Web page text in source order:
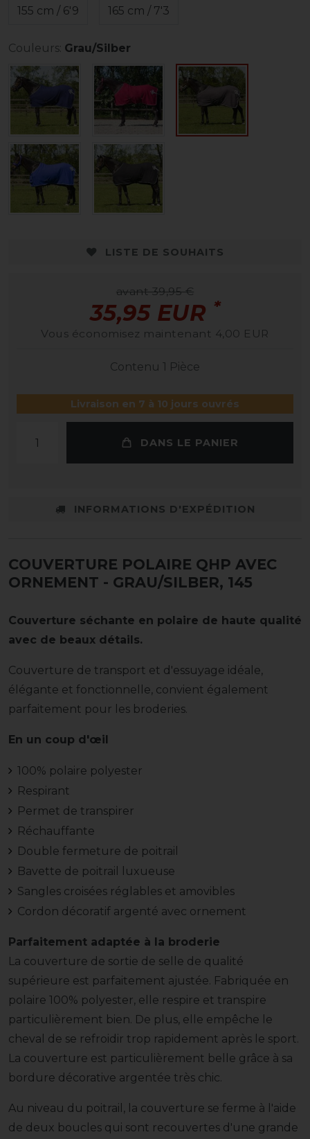
155 cm / 6'9 165 cm / 7'3
Couleurs: Grau/Silber
LISTE DE SOUHAITS
avant 39,95 €
35,95 EUR *
Vous économisez maintenant 4,00 EUR
Contenu 1 Pièce
Livraison en 7 à 10 jours ouvrés
DANS LE PANIER
INFORMATIONS D'EXPÉDITION
COUVERTURE POLAIRE QHP AVEC
ORNEMENT - GRAU/SILBER, 145
Couverture séchante en polaire de haute qualité
avec de beaux détails.
Couverture de transport et d'essuyage idéale,
élégante et fonctionnelle, convient également
parfaitement pour les broderies.
En un coup d'œil
100% polaire polyester
Respirant
Permet de transpirer
Réchauffante
Double fermeture de poitrail
Bavette de poitrail luxueuse
Sangles croisées réglables et amovibles
Cordon décoratif argenté avec ornement
Parfaitement adaptée à la broderie
La couverture de sortie de selle de qualité
supérieure est parfaitement ajustée. Fabriquée en
polaire 100% polyester, elle respire et transpire
particulièrement bien. De plus, elle empêche le
cheval de se refroidir trop rapidement après le sport.
La couverture est particulièrement belle grâce à sa
bordure décorative argentée très chic.
Au niveau du poitrail, la couverture se ferme à l'aide
de deux boucles qui sont recouvertes d'une grande